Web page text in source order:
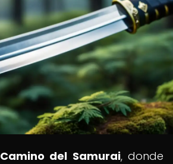
Camino del Samurai, donde